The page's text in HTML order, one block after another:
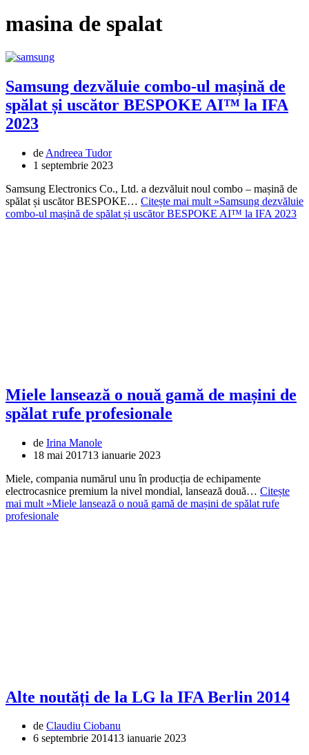
masina de spalat
Samsung dezvăluie combo-ul mașină de
spălat și uscător BESPOKE AI™ la IFA
2023
de Andreea Tudor
1 septembrie 2023
Samsung Electronics Co., Ltd. a dezvăluit noul combo – mașină de
spălat și uscător BESPOKE… Citește mai mult »Samsung dezvăluie
combo-ul mașină de spălat și uscător BESPOKE AI™ la IFA 2023
Miele lansează o nouă gamă de mașini de
spălat rufe profesionale
de Irina Manole
18 mai 201713 ianuarie 2023
Miele, compania numărul unu în producția de echipamente
electrocasnice premium la nivel mondial, lansează două… Citește
mai mult »Miele lansează o nouă gamă de mașini de spălat rufe
profesionale
Alte noutăți de la LG la IFA Berlin 2014
de Claudiu Ciobanu
6 septembrie 201413 ianuarie 2023